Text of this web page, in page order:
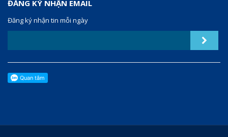
ĐĂNG KÝ NHẬN EMAIL
Đăng ký nhận tin mỗi ngày